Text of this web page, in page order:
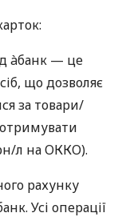
àбанк — це
що дозволяє
за товари/
отримувати
л на ОККО).
рахунку
Усі операції